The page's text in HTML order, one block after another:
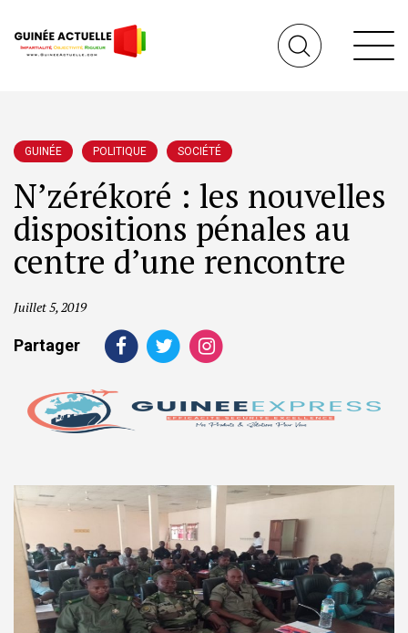
GUINÉE POLITIQUE SOCIÉTÉ
N’zérékoré : les nouvelles
dispositions pénales au
centre d’une rencontre
Juillet 5, 2019
Partager